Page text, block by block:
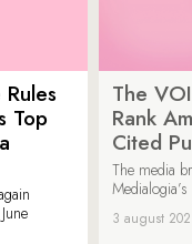
Top
The
Rank
Cited
The media
3 august